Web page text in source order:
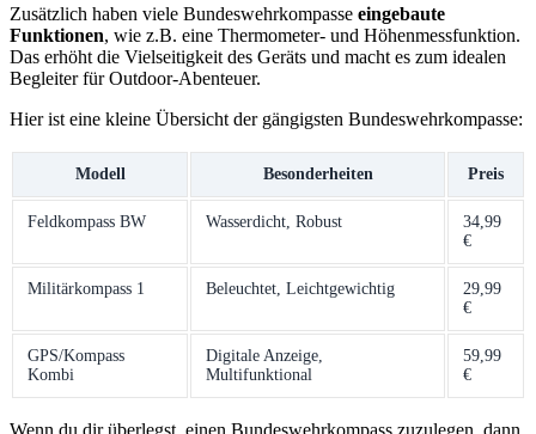
Zusätzlich haben viele Bundeswehrkompasse eingebaute
Funktionen, wie z.B. eine Thermometer- und Höhenmessfunktion.
Das erhöht die Vielseitigkeit des Geräts und macht es zum idealen
Begleiter für Outdoor-Abenteuer.
Hier ist eine kleine Übersicht der gängigsten Bundeswehrkompasse:
Modell Besonderheiten Preis
Feldkompass BW Wasserdicht, Robust
34,99
€
Militärkompass 1 Beleuchtet, Leichtgewichtig
29,99
€
GPS/Kompass
Kombi
Digitale Anzeige,
Multifunktional
59,99
€
Wenn du dir überlegst, einen Bundeswehrkompass zuzulegen, dann